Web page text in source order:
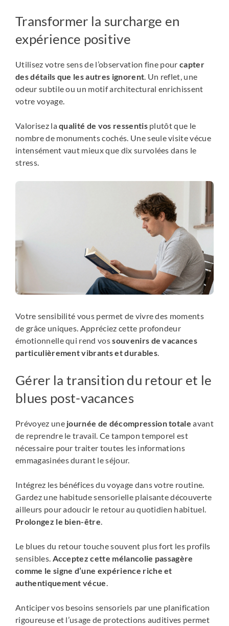
Transformer la surcharge en
expérience positive
Utilisez votre sens de l’observation fine pourcapter
des détails que les autres ignorent. Un reflet, une
odeur subtile ou un motif architectural enrichissent
votre voyage.
Valorisez laqualité de vos ressentisplutôt que le
nombre de monuments cochés. Une seule visite vécue
intensément vaut mieux que dix survolées dans le
stress.
Votre sensibilité vous permet de vivre des moments
de grâce uniques. Appréciez cette profondeur
émotionnelle qui rend vossouvenirs de vacances
particulièrement vibrants et durables.
Gérer la transition du retour et le
blues post-vacances
Prévoyez une journée de décompression totale avant
de reprendre le travail. Ce tampon temporel est
nécessaire pour traiter toutes les informations
emmagasinées durant le séjour.
Intégrez les bénéfices du voyage dans votre routine.
Gardez une habitude sensorielle plaisante découverte
ailleurs pour adoucir le retour au quotidien habituel.
Prolongez le bien-être.
Le blues du retour touche souvent plus fort les profils
sensibles. Acceptez cette mélancolie passagère
comme le signe d’une expérience riche et
authentiquement vécue.
Anticiper vos besoins sensoriels par une planification
rigoureuse et l’usage de protections auditives permet